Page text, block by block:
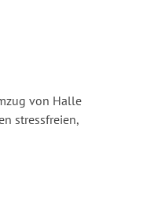
von Halle
stressfreien,